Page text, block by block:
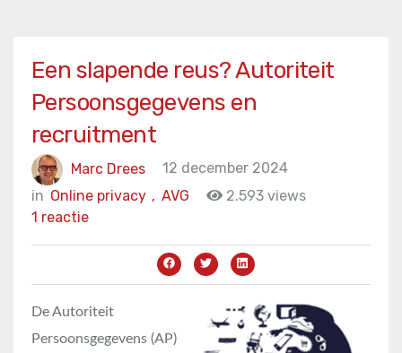
Een slapende reus? Autoriteit
Persoonsgegevens en
recruitment
Marc Drees
12 december 2024
in
AVG
Online privacy ,
2.593 views
1 reactie
De Autoriteit
Persoonsgegevens (AP)